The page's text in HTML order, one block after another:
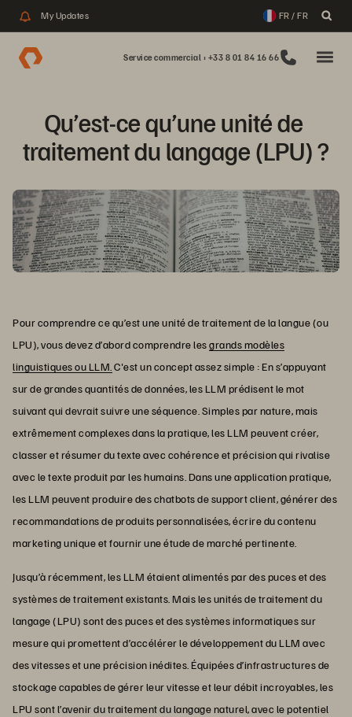
My Updates FR / FR
Service commercial : +33 8 01 84 16 66
Qu’est-ce qu’une unité de
traitement du langage (LPU) ?
Pour comprendre ce qu’est une unité de traitement de la langue (ou
LPU), vous devez d’abord comprendre lesgrands modèles
linguistiques ou LLM.C'est un concept assez simple : En s’appuyant
sur de grandes quantités de données, les LLM prédisent le mot
suivant qui devrait suivre une séquence. Simples par nature, mais
extrêmement complexes dans la pratique, les LLM peuvent créer,
classer et résumer du texte avec cohérence et précision qui rivalise
avec le texte produit par les humains. Dans une application pratique,
les LLM peuvent produire des chatbots de support client, générer des
recommandations de produits personnalisées, écrire du contenu
marketing unique et fournir une étude de marché pertinente.
Jusqu’à récemment, les LLM étaient alimentés par des puces et des
systèmes de traitement existants. Mais les unités de traitement du
langage (LPU) sont des puces et des systèmes informatiques sur
mesure qui promettent d’accélérer le développement du LLM avec
des vitesses et une précision inédites. Équipées d’infrastructures de
stockage capables de gérer leur vitesse et leur débit incroyables, les
LPU sont l’avenir du traitement du langage naturel, avec le potentiel